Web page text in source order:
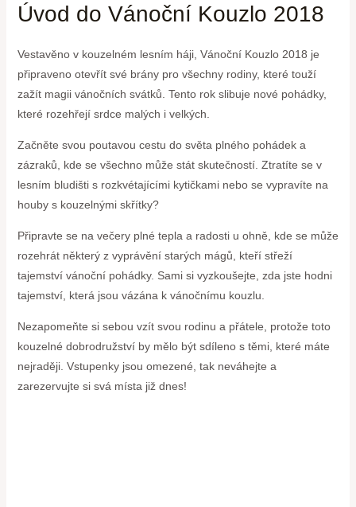
Úvod do Vánoční Kouzlo 2018
Vestavěno v kouzelném lesním háji, Vánoční Kouzlo 2018 je
připraveno otevřít své brány pro všechny rodiny, které touží
zažít magii vánočních svátků. Tento rok slibuje nové pohádky,
které rozehřejí srdce malých i velkých.
Začněte svou poutavou cestu do světa plného pohádek a
zázraků, kde se všechno může stát skutečností. Ztratíte se v
lesním bludišti s rozkvétajícími kytičkami nebo se vypravíte na
houby s kouzelnými skřítky?
Připravte se na večery plné tepla a radosti u ohně, kde se může
rozehrát některý z vyprávění starých mágů, kteří střeží
tajemství vánoční pohádky. Sami si vyzkoušejte, zda jste hodni
tajemství, která jsou vázána k vánočnímu kouzlu.
Nezapomeňte si sebou vzít svou rodinu a přátele, protože toto
kouzelné dobrodružství by mělo být sdíleno s těmi, které máte
nejraději. Vstupenky jsou omezené, tak neváhejte a
zarezervujte si svá místa již dnes!